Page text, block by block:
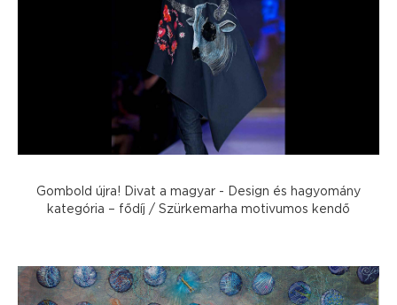
Gombold újra! Divat a magyar - Design és hagyomány
kategória – fődíj / Szürkemarha motivumos kendő